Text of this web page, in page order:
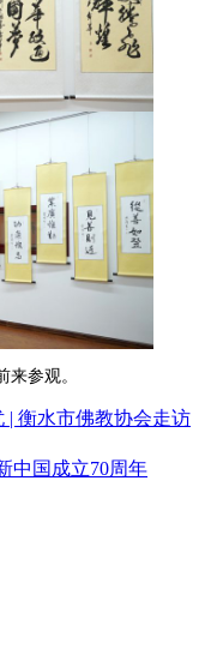
参观。
| 衡水市佛教协会走访
中国成立70周年